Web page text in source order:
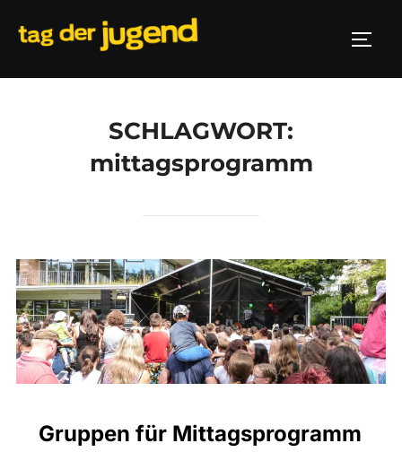
Inhalt
SCHLAGWORT:
mittagsprogramm
Gruppen für Mittagsprogramm